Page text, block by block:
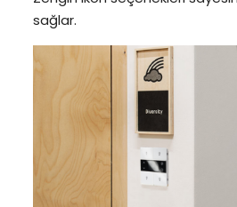
sağlar.